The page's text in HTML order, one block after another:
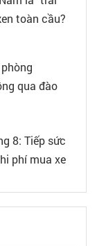
toàn cầu?
qua đào
8: Tiếp sức
phí mua xe